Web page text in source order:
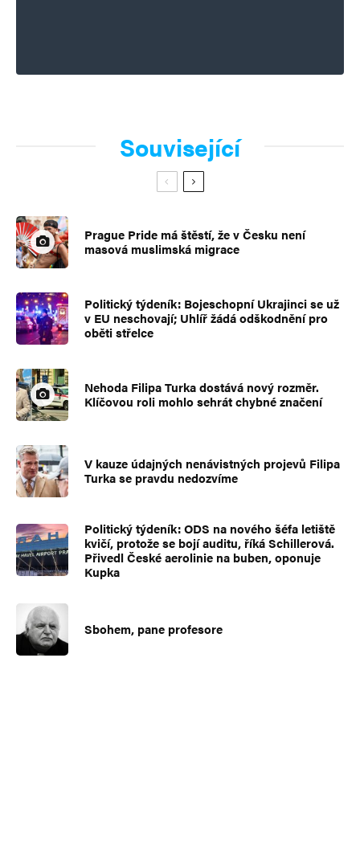
Související
Prague Pride má štěstí, že v Česku není
masová muslimská migrace
Politický týdeník: Bojeschopní Ukrajinci se už
v EU neschovají; Uhlíř žádá odškodnění pro
oběti střelce
Nehoda Filipa Turka dostává nový rozměr.
Klíčovou roli mohlo sehrát chybné značení
V kauze údajných nenávistných projevů Filipa
Turka se pravdu nedozvíme
Politický týdeník: ODS na nového šéfa letiště
kvičí, protože se bojí auditu, říká Schillerová.
Přivedl České aerolinie na buben, oponuje
Kupka
Sbohem, pane profesore